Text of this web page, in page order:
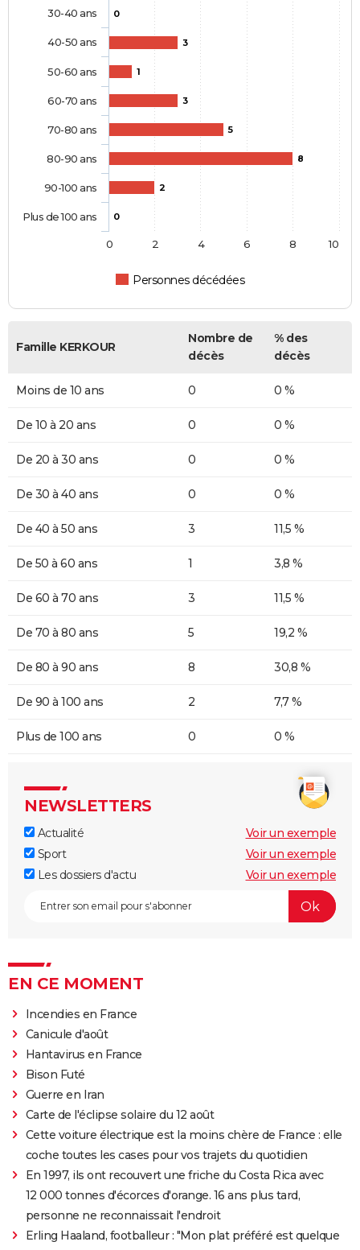
0
3
1
3
5
8
2
0
Personnes décédées
30-40 ans
40-50 ans
50-60 ans
60-70 ans
70-80 ans
80-90 ans
90-100 ans
Plus de 100 ans
0 2 4 6 8 10
Famille KERKOUR
Nombre de
décès
% des
décès
Moins de 10 ans 0 0 %
De 10 à 20 ans 0 0 %
De 20 à 30 ans 0 0 %
De 30 à 40 ans 0 0 %
De 40 à 50 ans 3 11,5 %
De 50 à 60 ans 1 3,8 %
De 60 à 70 ans 3 11,5 %
De 70 à 80 ans 5 19,2 %
De 80 à 90 ans 8 30,8 %
De 90 à 100 ans 2 7,7 %
Plus de 100 ans 0 0 %
NEWSLETTERS
Actualité
Voir un exemple
Sport
Voir un exemple
Les dossiers d'actu
Voir un exemple
EN CE MOMENT
Incendies en France
Canicule d'août
Hantavirus en France
Bison Futé
Guerre en Iran
Carte de l'éclipse solaire du 12 août
Cette voiture électrique est la moins chère de France : elle
coche toutes les cases pour vos trajets du quotidien
En 1997, ils ont recouvert une friche du Costa Rica avec
12 000 tonnes d'écorces d'orange. 16 ans plus tard,
personne ne reconnaissait l'endroit
Erling Haaland, footballeur : "Mon plat préféré est quelque